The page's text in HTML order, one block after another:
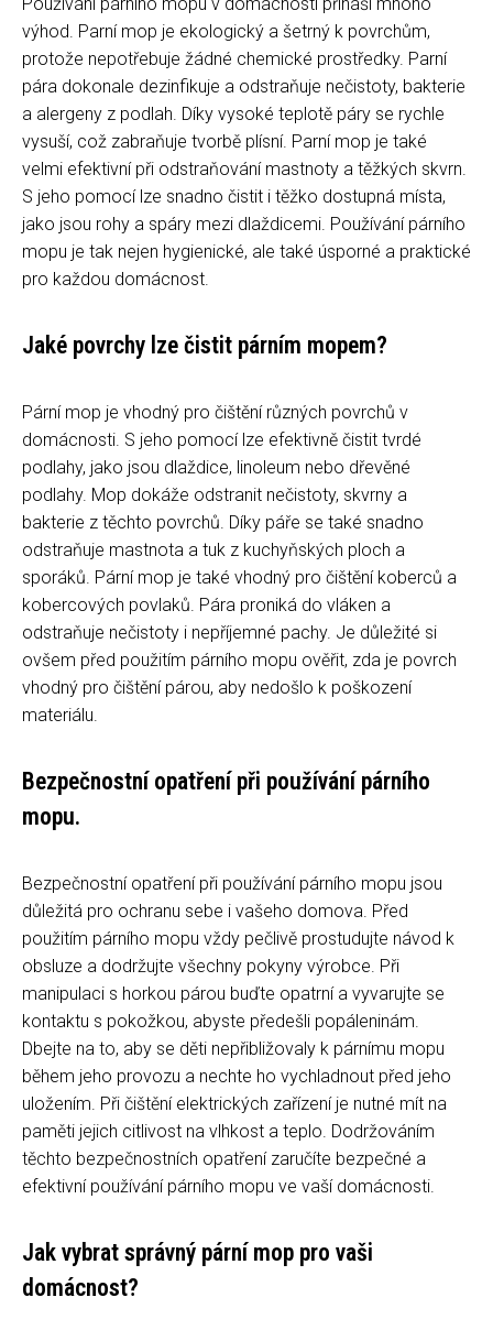
výhod. Parní mop je ekologický a šetrný k povrchům,
protože nepotřebuje žádné chemické prostředky. Parní
pára dokonale dezinfikuje a odstraňuje nečistoty, bakterie
a alergeny z podlah. Díky vysoké teplotě páry se rychle
vysuší, což zabraňuje tvorbě plísní. Parní mop je také
velmi efektivní při odstraňování mastnoty a těžkých skvrn.
S jeho pomocí lze snadno čistit i těžko dostupná místa,
jako jsou rohy a spáry mezi dlaždicemi. Používání párního
mopu je tak nejen hygienické, ale také úsporné a praktické
pro každou domácnost.
Jaké povrchy lze čistit párním mopem?
Pární mop je vhodný pro čištění různých povrchů v
domácnosti. S jeho pomocí lze efektivně čistit tvrdé
podlahy, jako jsou dlaždice, linoleum nebo dřevěné
podlahy. Mop dokáže odstranit nečistoty, skvrny a
bakterie z těchto povrchů. Díky páře se také snadno
odstraňuje mastnota a tuk z kuchyňských ploch a
sporáků. Pární mop je také vhodný pro čištění koberců a
kobercových povlaků. Pára proniká do vláken a
odstraňuje nečistoty i nepříjemné pachy. Je důležité si
ovšem před použitím párního mopu ověřit, zda je povrch
vhodný pro čištění párou, aby nedošlo k poškození
materiálu.
Bezpečnostní opatření při používání párního
mopu.
Bezpečnostní opatření při používání párního mopu jsou
důležitá pro ochranu sebe i vašeho domova. Před
použitím párního mopu vždy pečlivě prostudujte návod k
obsluze a dodržujte všechny pokyny výrobce. Při
manipulaci s horkou párou buďte opatrní a vyvarujte se
kontaktu s pokožkou, abyste předešli popáleninám.
Dbejte na to, aby se děti nepřibližovaly k párnímu mopu
během jeho provozu a nechte ho vychladnout před jeho
uložením. Při čištění elektrických zařízení je nutné mít na
paměti jejich citlivost na vlhkost a teplo. Dodržováním
těchto bezpečnostních opatření zaručíte bezpečné a
efektivní používání párního mopu ve vaší domácnosti.
Jak vybrat správný pární mop pro vaši
domácnost?